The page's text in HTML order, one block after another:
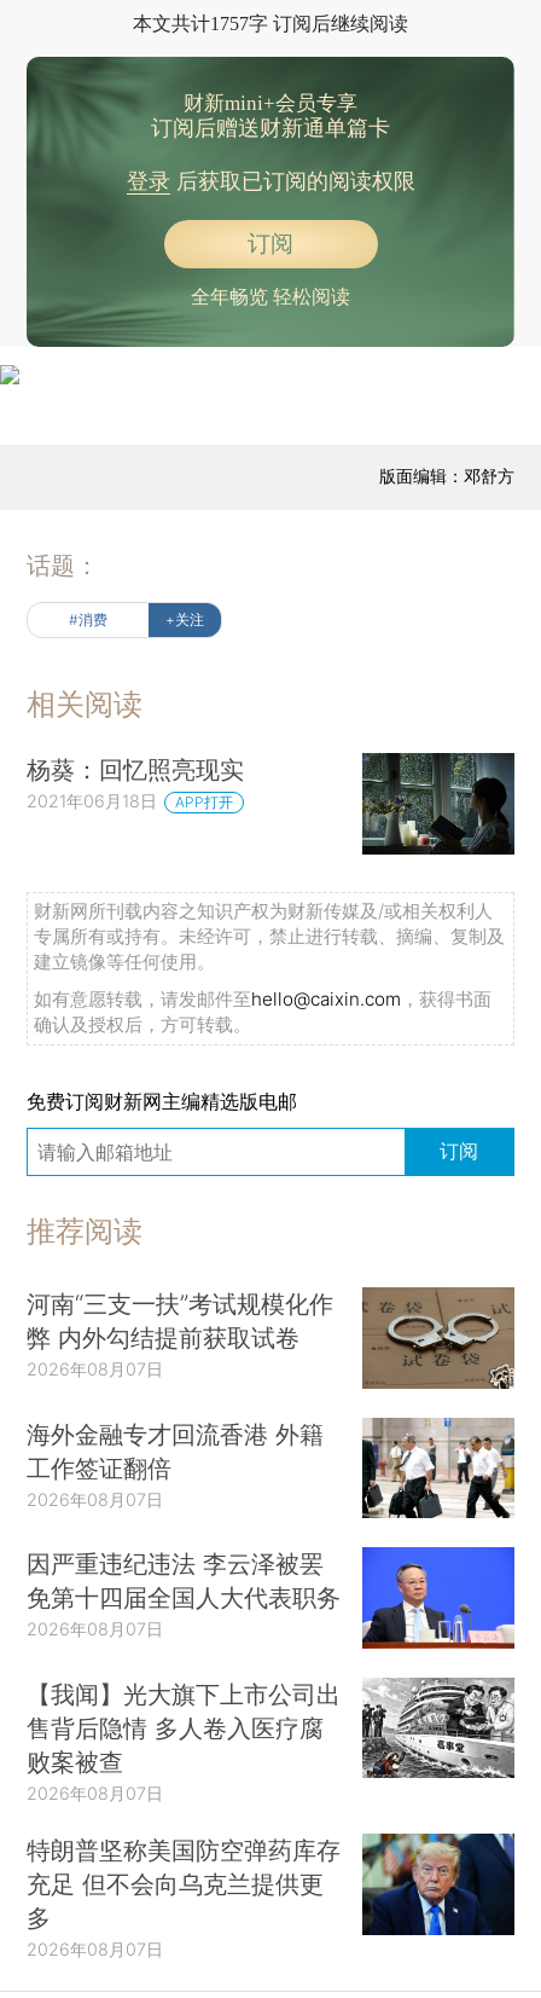
本文共计1757字 订阅后继续阅读
财新mini+会员专享
订阅后赠送财新通单篇卡
登录后获取已订阅的阅读权限
订阅
全年畅览 轻松阅读
版面编辑：邓舒方
话题：
#消费 +关注
相关阅读
杨葵：回忆照亮现实
2021年06月18日 APP打开
财新网所刊载内容之知识产权为财新传媒及/或相关权利人
专属所有或持有。未经许可，禁止进行转载、摘编、复制及
建立镜像等任何使用。
如有意愿转载，请发邮件至hello@caixin.com ，获得书面
确认及授权后，方可转载。
免费订阅财新网主编精选版电邮
订阅
推荐阅读
河南“三支一扶”考试规模化作
弊 内外勾结提前获取试卷
2026年08月07日
海外金融专才回流香港 外籍
工作签证翻倍
2026年08月07日
因严重违纪违法 李云泽被罢
免第十四届全国人大代表职务
2026年08月07日
【我闻】光大旗下上市公司出
售背后隐情 多人卷入医疗腐
败案被查
2026年08月07日
特朗普坚称美国防空弹药库存
充足 但不会向乌克兰提供更
多
2026年08月07日